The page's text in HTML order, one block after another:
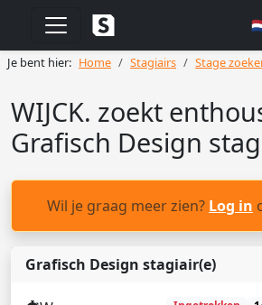
Je bent hier: Home Stagiairs Stage
WIJCK. zoekt
Grafisch Design
Wil je graag meer zien? Log in
Grafisch Design stagiair(e)